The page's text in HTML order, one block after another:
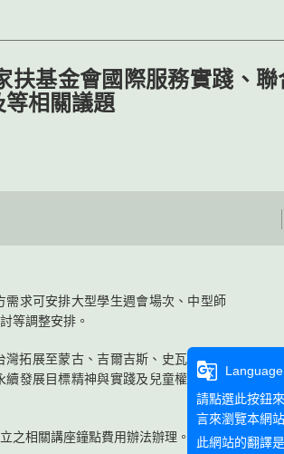
扶基金會國際服務實踐、
相關議題
求可安排大型學生週會場次、中型師
等調整安排。
拓展至蒙古、吉爾吉斯、史瓦帝尼、
發展目標精神與實踐及兒童權利公約
之相關講座鐘點費用辦法辦理。
g_translate
Language
請點選此按鈕
言來瀏覽本網站
此網站的翻譯